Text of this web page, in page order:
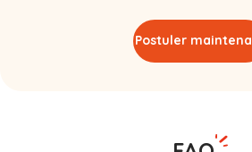
Postuler